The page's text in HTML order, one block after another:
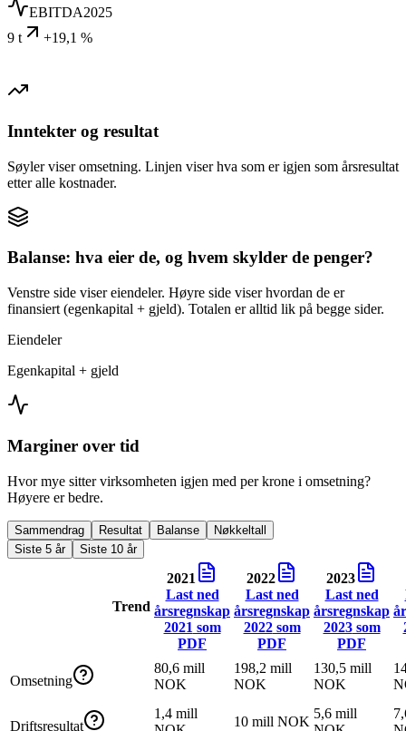
EBITDA2025
9 t
+19,1 %
Inntekter og resultat
Søyler viser omsetning. Linjen viser hva som er igjen som årsresultat
etter alle kostnader.
Balanse: hva eier de, og hvem skylder de penger?
Venstre side viser eiendeler. Høyre side viser hvordan de er
finansiert (egenkapital + gjeld). Totalen er alltid lik på begge sider.
Eiendeler
Egenkapital + gjeld
Marginer over tid
Hvor mye sitter virksomheten igjen med per krone i omsetning?
Høyere er bedre.
Sammendrag Resultat Balanse
Nøkkeltall
Siste 5 år
Siste 10 år
Trend
2021
Last ned
årsregnskap
2021 som
PDF
2022
Last ned
årsregnskap
2022som
PDF
2023
Last ned
årsregnskap
2023som
PDF
Omsetning
80,6 mill
NOK
198,2 mill
NOK
130,5 mill
NOK
Driftsresultat
1,4 mill
10 mill NOK
5,6 mill